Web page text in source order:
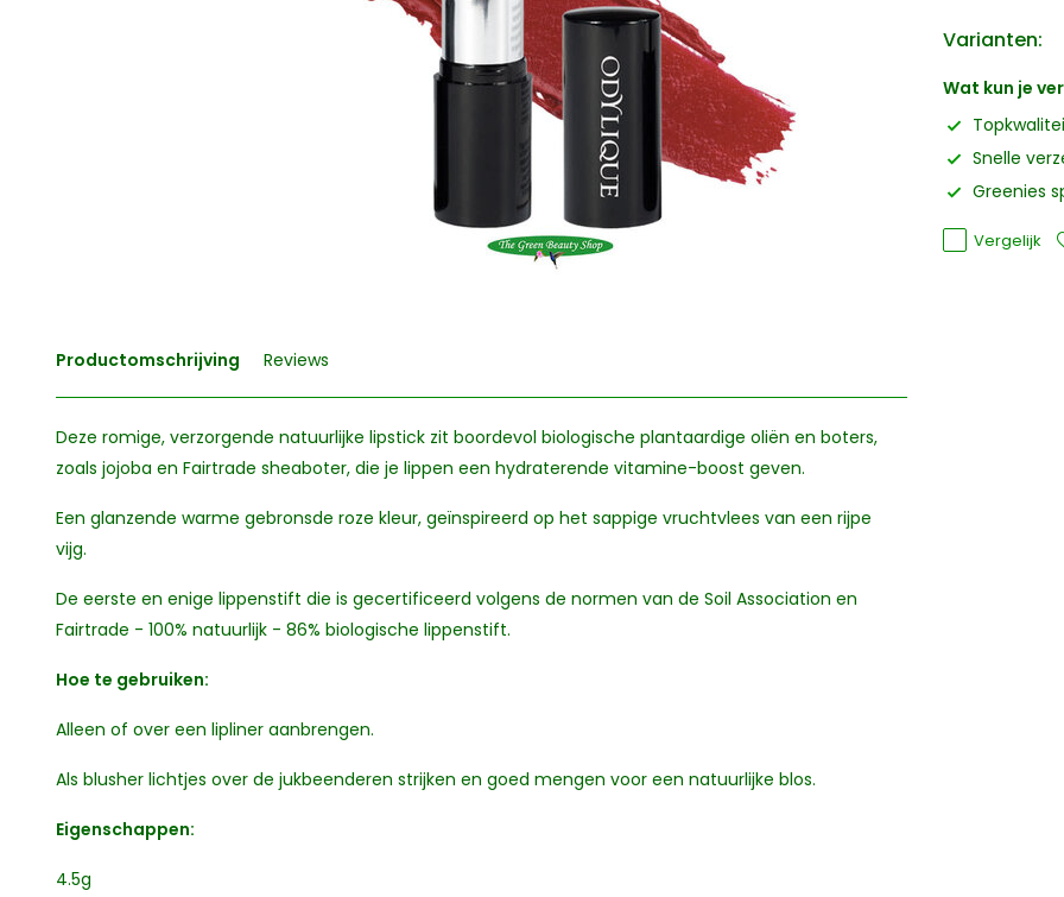
Productomschrijving Reviews
Deze romige, verzorgende natuurlijke lipstick zit boordevol biologische plantaardige oliën en boters,
zoals jojoba en Fairtrade sheaboter, die je lippen een hydraterende vitamine-boost geven.
Een glanzende warme gebronsde roze kleur, geïnspireerd op het sappige vruchtvlees van een rijpe
vijg.
De eerste en enige lippenstift die is gecertificeerd volgens de normen van de Soil Association en
Fairtrade - 100% natuurlijk - 86% biologische lippenstift.
Hoe te gebruiken:
Alleen of over een lipliner aanbrengen.
Als blusher lichtjes over de jukbeenderen strijken en goed mengen voor een natuurlijke blos.
Eigenschappen:
4.5g
Varianten:
Wat kun je
Snelle
Greenies
Vergelijk